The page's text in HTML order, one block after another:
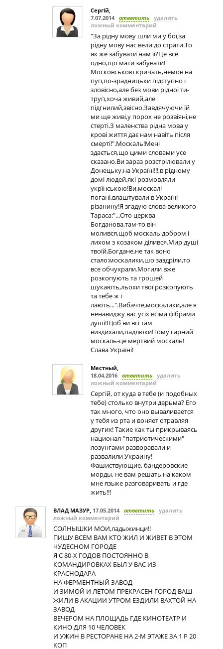
Сергій,
7.07.2014 ответить удалить
ложный комментарий
"За рідну мову шли ми у бої,за
рідну мову нас вели до страти.То
як же забувати нам її?Це все
одно,що мати забувати!
Московською кричать,немов на
пуп,по-зрадницьки підступно і
зловісно,але без мови рідної ти-
труп,хоча живий,але
підгнилий,звісно.Завдячуючи їй
ми ще живі,у порох не розвіяні,не
стерті.З маленства рідна мова у
крові життя дає нам навіть після
смерті!".Москаль!Мені
здається,що цими словами усе
сказано.Ви зараз розстрілювали у
Донецьку,на Україні!!!,в рідному
домі людей,які розмовляли
укрїнською!Ви,москалі
погані,влаштували в Україні
різанину!Я згадую слова великого
Тараса:"...Ото церква
Богданова,там-то він
молився,щоб москаль добром і
лихом з козаком ділився.Мир душі
твоїй,Богдане,не так воно
стало:москалики,шо заздріли,то
все обчухрали.Могили вже
розкопують та грошей
шукають,льохи твої розкопують
та тебе ж і
лають...".Вибачте,москалики,але я
ненавиджу вас усіх всіма фібрами
душі!Щоб ви всі там
виздихали,падлюки!Тому гарний
москаль-це мертвий москаль!
Слава Україні!
Местный,
18.04.2016 ответить удалить
ложный комментарий
Сергiй, от куда в тебе (и подобных
тебе) столько внутри дерьма? Его
так много, что оно вываливается
у тебя из рта и воняет отравляя
других! Такие как ты прикрываясь
национал-"патриотическими"
лозунгами разворавали и
развалили Украину!
Фашиствующие, бандеровские
морды, не вам решать на каком
мне языке разговаривать и где
жить!!!
ВЛАД МАЗУР, 17.05.2014 ответить удалить
ложный комментарий
СОЛНЫШКИ МОИ,ладыжинци!!
ПИШУ ВСЕМ ВАМ КТО ЖИЛ И ЖИВЕТ В ЭТОМ
ЧУДЕСНОМ ГОРОДЕ
Я С 80-Х ГОДОВ ПОСТОЯННО В
КОМАНДИРОВКАХ БЫЛ У ВАС ИЗ
КРАСНОДАРА
НА ФЕРМЕНТНЫЙ ЗАВОД
И ЗИМОЙ И ЛЕТОМ ПРЕКРАСЕН ГОРОД ВАШ
ЖИЛИ В АКАЦИИ УТРОМ ЕЗДИЛИ ВАХТОЙ НА
ЗАВОД
ВЕЧЕРОМ НА ПЛОЩАДЬ ГДЕ КИНОТЕАТР И
КИНО ДЛЯ 10 ЧЕЛОВЕК
И УЖИН В РЕСТОРАНЕ НА 2-М ЭТАЖЕ ЗА 1 Р 20
КОП